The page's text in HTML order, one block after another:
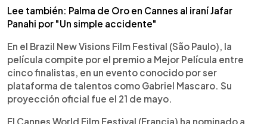
Lee también: Palma de Oro en Cannes al iraní Jafar
Panahi por "Un simple accidente"
En el Brazil New Visions Film Festival (São Paulo), la
película compite por el premio a Mejor Película entre
cinco finalistas, en un evento conocido por ser
plataforma de talentos como Gabriel Mascaro. Su
proyección oficial fue el 21 de mayo.
El Cannes World Film Festival (Francia) ha nominado a